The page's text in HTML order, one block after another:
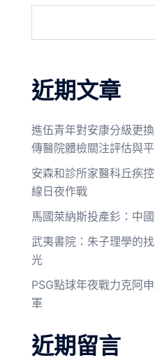
近期文章
進伍青年對安康分級更
傳醫院體檢關注評估與
安森和診所家醫科丘疾
線日夜作戰
馬國萊納斯投產釤：中
武夷書院：朱子理學的
光
PSG點球年夜戰力克阿
軍
近期留言